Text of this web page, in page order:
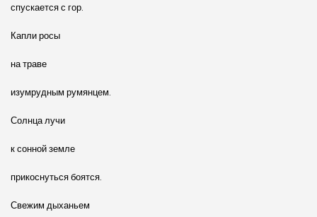
спускается с гор.
Капли росы
на траве
изумрудным румянцем.
Солнца лучи
к сонной земле
прикоснуться боятся.
Свежим дыханьем